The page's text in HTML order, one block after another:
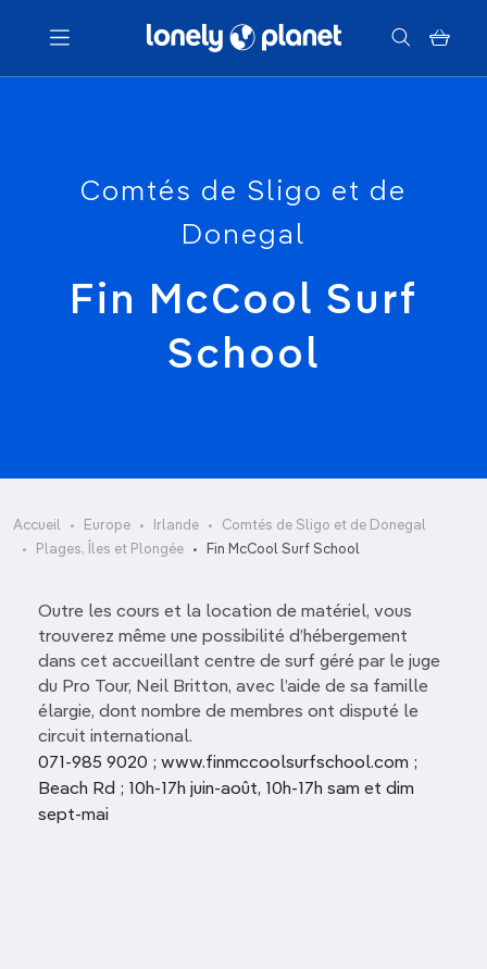
Menu
Votre recherche
Comtés de Sligo et de
Donegal
Fin McCool Surf
School
Accueil Europe Irlande
Comtés de Sligo et de Donegal
Plages, Îles et Plongée
Fin McCool Surf School
Outre les cours et la location de matériel, vous
trouverez même une possibilité d’hébergement
dans cet accueillant centre de surf géré par le juge
du Pro Tour, Neil Britton, avec l’aide de sa famille
élargie, dont nombre de membres ont disputé le
circuit international.
071-985 9020 ; www.finmccoolsurfschool.com ;
Beach Rd ; 10h-17h juin-août, 10h-17h sam et dim
sept-mai